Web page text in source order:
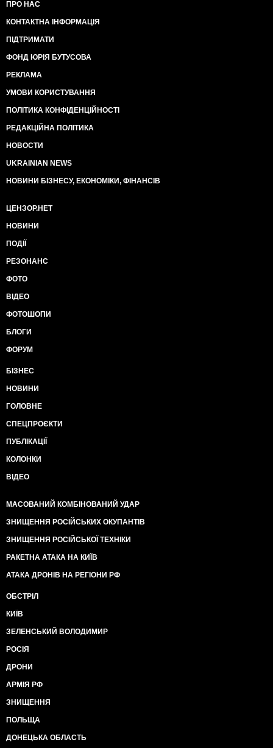
ПРО НАС
КОНТАКТНА ІНФОРМАЦІЯ
ПІДТРИМАТИ
ФОНД ЮРІЯ БУТУСОВА
РЕКЛАМА
УМОВИ КОРИСТУВАННЯ
ПОЛІТИКА КОНФІДЕНЦІЙНОСТІ
РЕДАКЦІЙНА ПОЛІТИКА
НОВОСТИ
UKRAINIAN NEWS
НОВИНИ БІЗНЕСУ, ЕКОНОМІКИ, ФІНАНСІВ
ЦЕНЗОР.НЕТ
НОВИНИ
ПОДІЇ
РЕЗОНАНС
ФОТО
ВІДЕО
ФОТОШОПИ
БЛОГИ
ФОРУМ
БІЗНЕС
НОВИНИ
ГОЛОВНЕ
СПЕЦПРОЄКТИ
ПУБЛІКАЦІЇ
КОЛОНКИ
ВІДЕО
МАСОВАНИЙ КОМБІНОВАНИЙ УДАР
ЗНИЩЕННЯ РОСІЙСЬКИХ ОКУПАНТІВ
ЗНИЩЕННЯ РОСІЙСЬКОЇ ТЕХНІКИ
РАКЕТНА АТАКА НА КИЇВ
АТАКА ДРОНІВ НА РЕГІОНИ РФ
ОБСТРІЛ
КИЇВ
ЗЕЛЕНСЬКИЙ ВОЛОДИМИР
РОСІЯ
ДРОНИ
АРМІЯ РФ
ЗНИЩЕННЯ
ПОЛЬЩА
ДОНЕЦЬКА ОБЛАСТЬ